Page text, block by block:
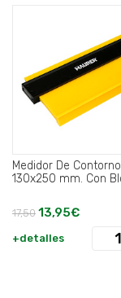
Medidor De
130x250 mm. Con
17,50 13,95€
+detalles